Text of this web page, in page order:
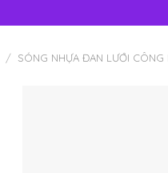
/ SÓNG NHỰA ĐAN LƯỚI CÔNG